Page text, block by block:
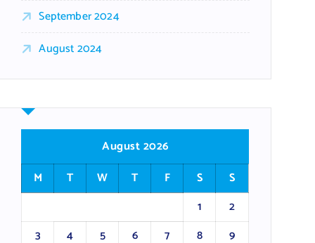
September 2024
August 2024
August 2026
M
T W T F S
S
1
2
3
4 5 6 7 8 9